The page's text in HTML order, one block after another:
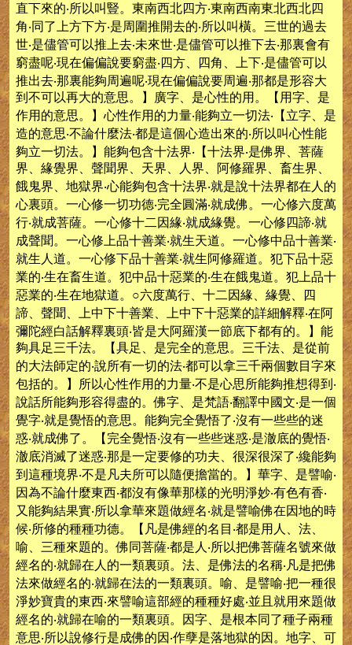
直下來的‧所以叫豎。東南西北四方‧東南西南東北西北四
角‧同了上方下方‧是周圍推開去的‧所以叫橫。三世的過去
世‧是儘管可以推上去‧未來世‧是儘管可以推下去‧那裏會有
窮盡呢‧現在偏偏說要窮盡‧四方、四角、上下‧是儘管可以
推出去‧那裏能夠周遍呢‧現在偏偏說要周遍‧那都是形容大
到不可以再大的意思。】廣字、是心性的用。【用字、是
作用的意思。】心性作用的力量‧能夠立一切法‧【立字、是
造的意思‧不論什麼法‧都是這個心造出來的‧所以叫心性能
夠立一切法。】能夠包含十法界‧【十法界‧是佛界、菩薩
界、緣覺界、聲聞界、天界、人界、阿修羅界、畜生界、
餓鬼界、地獄界‧心能夠包含十法界‧就是說十法界都在人的
心裏頭。一心修一切功德‧完全圓滿‧就成佛。一心修六度萬
行‧就成菩薩。一心修十二因緣‧就成緣覺。一心修四諦‧就
成聲聞。一心修上品十善業‧就生天道。一心修中品十善業‧
就生人道。一心修下品十善業‧就生阿修羅道。犯下品十惡
業的‧生在畜生道。犯中品十惡業的‧生在餓鬼道。犯上品十
惡業的‧生在地獄道。○六度萬行、十二因緣、緣覺、四
諦、聲聞、上中下十善業、上中下十惡業的詳細解釋‧在阿
彌陀經白話解釋裏頭‧皆是大阿羅漢一節底下都有的。】能
夠具足三千法。【具足、是完全的意思。三千法、是從前
的大法師定的‧說所有一切的法‧都可以拿三千兩個數目字來
包括的。】所以心性作用的力量‧不是心思所能夠推想得到‧
說話所能夠形容得盡的。佛字、是梵語‧翻譯中國文‧是一個
覺字‧就是覺悟的意思。能夠完全覺悟了‧沒有一些些的迷
惑‧就成佛了。【完全覺悟‧沒有一些些迷惑‧是澈底的覺悟‧
澈底消滅了迷惑‧那是一定要修的功夫、很深很深了‧纔能夠
到這種境界‧不是凡夫所可以隨便擔當的。】華字、是譬喻‧
因為不論什麼東西‧都沒有像華那樣的光明淨妙‧有色有香‧
又能夠結果實‧所以拿華來題做經名‧就是譬喻佛在因地的時
候‧所修的種種功德。【凡是佛經的名目‧都是用人、法、
喻、三種來題的。佛同菩薩‧都是人‧所以把佛菩薩名號來做
經名的‧就歸在人的一類裏頭。法、是佛法的名稱‧凡是把佛
法來做經名的‧就歸在法的一類裏頭。喻、是譬喻‧把一種很
淨妙寶貴的東西‧來譬喻這部經的種種好處‧並且就用來題做
經名的‧就歸在喻的一類裏頭。因字、是根本同了種子兩種
意思‧所以說修行是成佛的因‧作孽是落地獄的因。地字、可